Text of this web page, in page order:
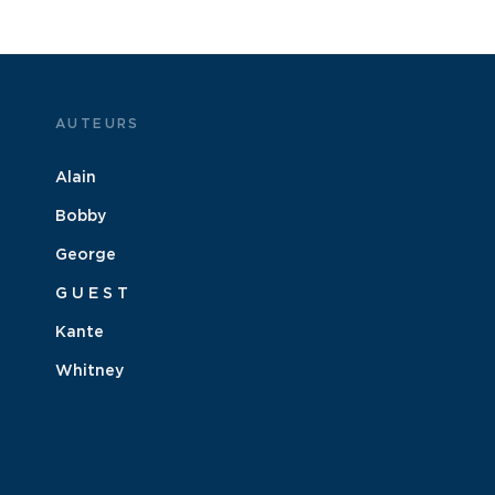
AUTEURS
Alain
Bobby
George
G U E S T
Kante
Whitney